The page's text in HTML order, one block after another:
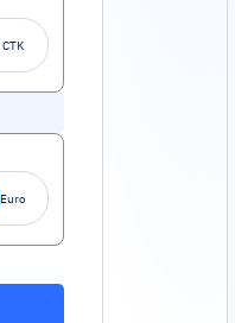
CTK
Euro